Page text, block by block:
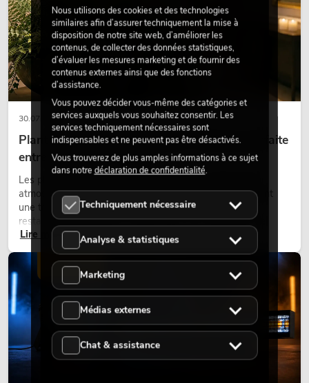
30.07.2026
Plantes artificielles ignifugées : l'alliance parfaite
entre sécurité et design
Les plantes donnent vie aux espaces. Elles créent une
atmosphère agréable, améliorent l’ambiance et apportent
une touche naturelle. Que ce soit dans les hôtels, les
restaurants, les centres commerciaux, les immeubles de
bureaux ou sur les stands d’exposition, une végétalisation de
qualité fait depuis longtemps partie intégrante des concepts
d’aménagement modernes.
Lire maintenant
ÉCLAIRAGE
Nous utilisons des cookies et des technologies
similaires afin d’assurer techniquement la mise à
disposition de notre site web, d’améliorer les
contenus, de collecter des données statistiques,
d’évaluer les mesures marketing et de fournir des
contenus externes ainsi que des fonctions
d’assistance.
Vous pouvez décider vous-même des catégories et
services auxquels vous souhaitez consentir. Les
services techniquement nécessaires sont
indispensables et ne peuvent pas être désactivés.
Vous trouverez de plus amples informations à ce sujet
dans notre déclaration de confidentialité.
Techniquement nécessaire
Analyse & statistiques
Marketing
Médias externes
Chat & assistance